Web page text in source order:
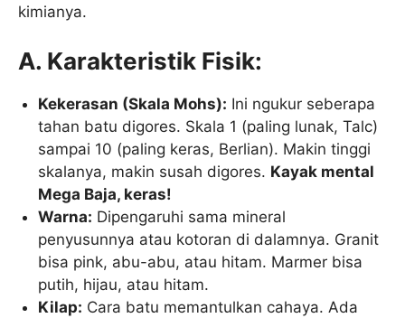
kimianya.
A. Karakteristik Fisik:
Kekerasan (Skala Mohs): Ini ngukur seberapa
tahan batu digores. Skala 1 (paling lunak, Talc)
sampai 10 (paling keras, Berlian). Makin tinggi
skalanya, makin susah digores. Kayak mental
Mega Baja, keras!
Warna: Dipengaruhi sama mineral
penyusunnya atau kotoran di dalamnya. Granit
bisa pink, abu-abu, atau hitam. Marmer bisa
putih, hijau, atau hitam.
Kilap: Cara batu memantulkan cahaya. Ada